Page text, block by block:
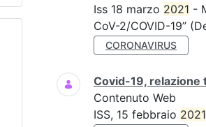
Iss 18 marzo 2021 -
CoV-2/COVID-19”
CORONAVIRUS
Covid-19, relazione
Contenuto Web
ISS, 15 febbraio 2021